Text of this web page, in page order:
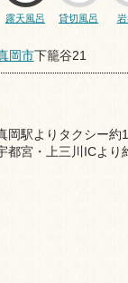
露天風呂 貸切風呂
岡市下籠谷21
岡駅よりタクシー約
都宮・上三川ICより